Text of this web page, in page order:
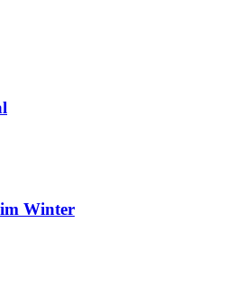
Winter